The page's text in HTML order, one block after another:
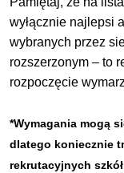
wyłącznie najlepsi
wybranych przez
rozszerzonym – to
rozpoczęcie
*Wymagania mogą
dlatego koniecznie
rekrutacyjnych